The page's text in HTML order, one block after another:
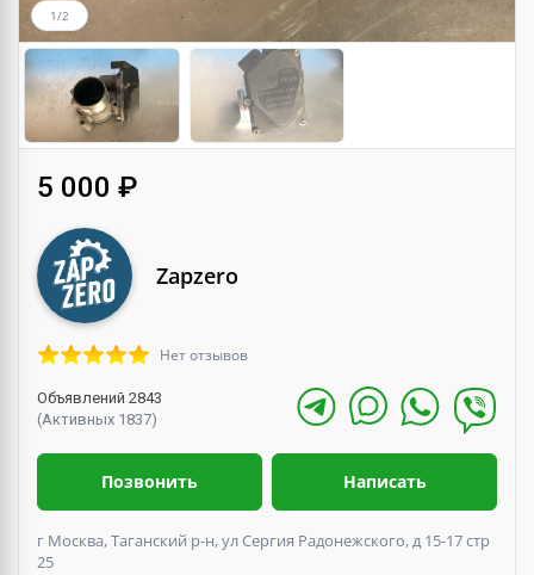
1/2
5 000 ₽
Zapzero
Нет отзывов
Объявлений 2843
(Активных 1837)
Позвонить Написать
г Москва, Таганский р-н, ул Сергия Радонежского, д 15-17 стр
25